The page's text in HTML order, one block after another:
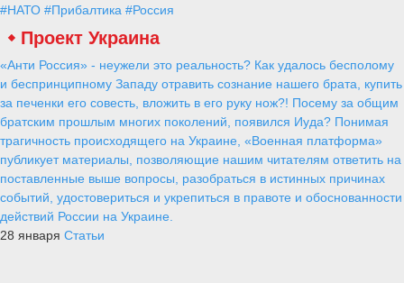
#НАТО #Прибалтика #Россия
Проект Украина
«Анти Россия» - неужели это реальность? Как удалось бесполому
и беспринципному Западу отравить сознание нашего брата, купить
за печенки его совесть, вложить в его руку нож?! Посему за общим
братским прошлым многих поколений, появился Иуда? Понимая
трагичность происходящего на Украине, «Военная платформа»
публикует материалы, позволяющие нашим читателям ответить на
поставленные выше вопросы, разобраться в истинных причинах
событий, удостовериться и укрепиться в правоте и обоснованности
действий России на Украине.
28 января Статьи